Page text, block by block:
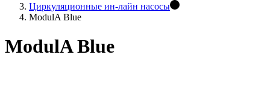
Циркуляционные ин-лайн насосы
ModulA Blue
ModulA Blue